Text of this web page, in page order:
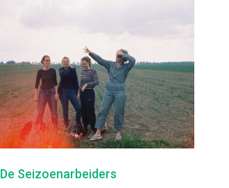
De Seizoenarbeiders